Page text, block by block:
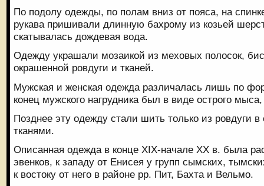
По подолу одежды, по полам вниз от пояса, на
рукава пришивали длинную бахрому из козьей
скатывалась дождевая вода.
Одежду украшали мозаикой из меховых полосок,
окрашенной ровдуги и тканей.
Мужская и женская одежда различалась лишь по
конец мужского нагрудника был в виде острого
Позднее эту одежду стали шить только из ровдуги
тканями.
Описанная одежда в конце XIX-начале XX в. была
эвенков, к западу от Енисея у групп сымских,
к востоку от него в районе pp. Пит, Бахта и Вельмо.